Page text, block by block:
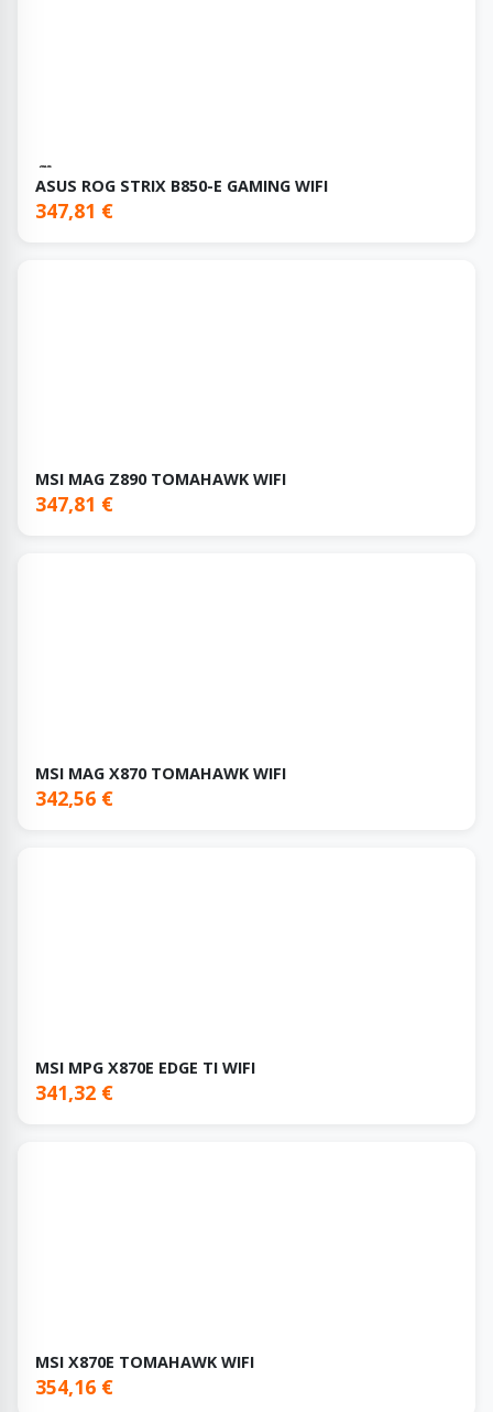
ASUS ROG STRIX B850-E GAMING WIFI
347,81 €
MSI MAG Z890 TOMAHAWK WIFI
347,81 €
MSI MAG X870 TOMAHAWK WIFI
342,56 €
MSI MPG X870E EDGE TI WIFI
341,32 €
MSI X870E TOMAHAWK WIFI
354,16 €